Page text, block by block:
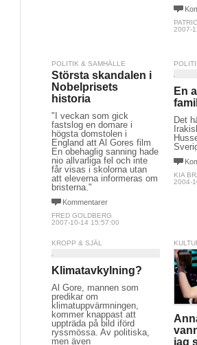
2007-
POLITIK & SAMHÄLLE
Största skandalen i
Nobelprisets
historia
"I veckan som gick
fastslog en domare i
högsta domstolen i
England att Al Gores film
En obehaglig sanning hade
nio allvarliga fel och inte
får visas i skolorna utan
att eleverna informeras om
bristerna."
Kommentarer
FRED GOLDBERG
2007-10-14 15:57:00
En
Det
KIA
2004-
KROPP & SJÄL
Klimatavkylning?
Al Gore, mannen som
predikar om
klimatuppvärmningen,
kommer knappast att
uppträda på bild iförd
ryssmössa. Av politiska,
men även
jag